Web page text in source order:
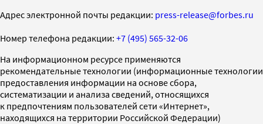
Адрес электронной почты редакции: press-release@forbes.ru
Номер телефона редакции: +7 (495) 565-32-06
На информационном ресурсе применяются
рекомендательные технологии (информационные технологии
предоставления информации на основе сбора,
систематизации и анализа сведений, относящихся
к предпочтениям пользователей сети «Интернет»,
находящихся на территории Российской Федерации)